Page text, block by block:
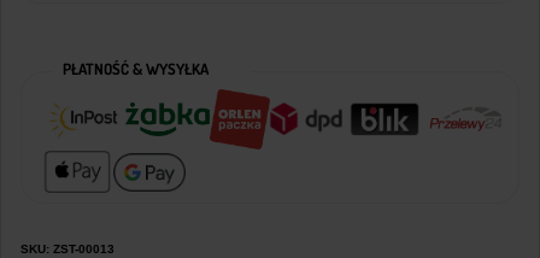
PŁATNOŚĆ & WYSYŁKA
SKU: ZST-00013